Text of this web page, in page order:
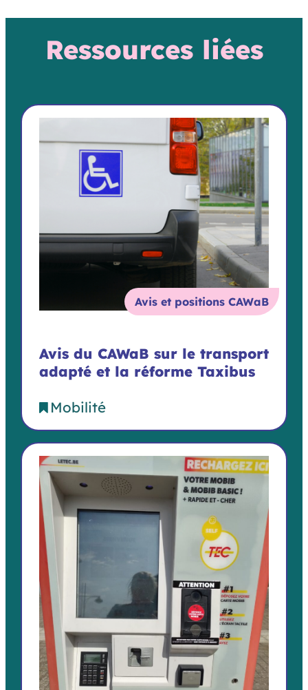
Ressources liées
Avis et positions CAWaB
Avis du CAWaB sur le transport
adapté et la réforme Taxibus
Mobilité